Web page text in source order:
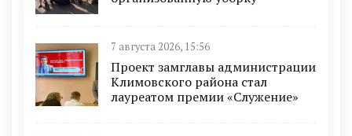
7 августа 2026, 15:56
Проект замглавы администрации
Климовского района стал
лауреатом премии «Служение»